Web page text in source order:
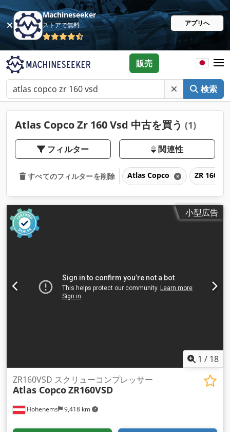
Machineseeker
ストアで無料 アプリへ
検索
販売
Atlas Copco Zr 160 Vsd 中古を買う (1)
フィルター 関連性
すべてのフィルターを削除 Atlas Copco ZR 160
小型広告
1 / 18
Hohenems 9,418 km
ZR160VSD スクリューコンプレッサー
Atlas CopcoZR160VSD